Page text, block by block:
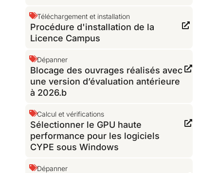
Téléchargement et installation
Procédure d'installation de la
Licence Campus
Dépanner
Blocage des ouvrages réalisés avec
une version d’évaluation antérieure
à 2026.b
Calcul et vérifications
Sélectionner le GPU haute
performance pour les logiciels
CYPE sous Windows
Dépanner